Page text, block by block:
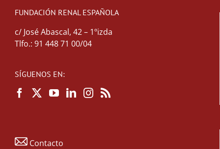
FUNDACIÓN RENAL ESPAÑOLA
c/ José Abascal, 42 – 1ºizda
Tlfo.: 91 448 71 00/04
SÍGUENOS EN:
Contacto